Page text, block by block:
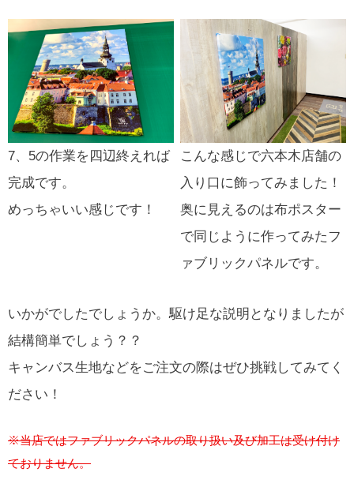
7、5の作業を四辺終えれば
完成です。
めっちゃいい感じです！
こんな感じで六本木店舗の
入り口に飾ってみました！
奥に見えるのは布ポスター
で同じように作ってみたフ
ァブリックパネルです。
いかがでしたでしょうか。駆け足な説明となりましたが
結構簡単でしょう？？
キャンバス生地などをご注文の際はぜひ挑戦してみてく
ださい！
※当店ではファブリックパネルの取り扱い及び加工は受け付け
ておりません。